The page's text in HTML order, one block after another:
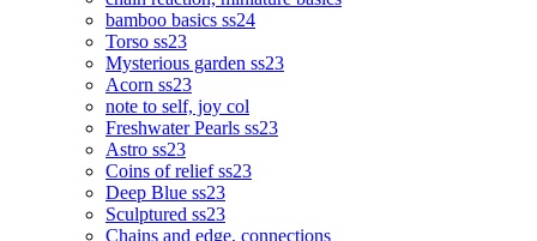
bamboo basics ss24
Torso ss23
Mysterious garden ss23
Acorn ss23
note to self, joy col
Freshwater Pearls ss23
Astro ss23
Coins of relief ss23
Deep Blue ss23
Sculptured ss23
Chains and edge, connections